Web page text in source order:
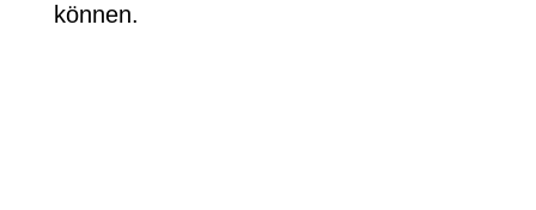
können.